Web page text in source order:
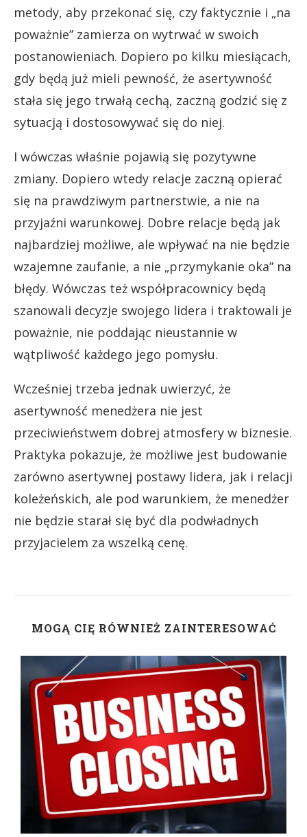
metody, aby przekonać się, czy faktycznie i „na
poważnie” zamierza on wytrwać w swoich
postanowieniach. Dopiero po kilku miesiącach,
gdy będą już mieli pewność, że asertywność
stała się jego trwałą cechą, zaczną godzić się z
sytuacją i dostosowywać się do niej.
I wówczas właśnie pojawią się pozytywne
zmiany. Dopiero wtedy relacje zaczną opierać
się na prawdziwym partnerstwie, a nie na
przyjaźni warunkowej. Dobre relacje będą jak
najbardziej możliwe, ale wpływać na nie będzie
wzajemne zaufanie, a nie „przymykanie oka” na
błędy. Wówczas też współpracownicy będą
szanowali decyzje swojego lidera i traktowali je
poważnie, nie poddając nieustannie w
wątpliwość każdego jego pomysłu.
Wcześniej trzeba jednak uwierzyć, że
asertywność menedżera nie jest
przeciwieństwem dobrej atmosfery w biznesie.
Praktyka pokazuje, że możliwe jest budowanie
zarówno asertywnej postawy lidera, jak i relacji
koleżeńskich, ale pod warunkiem, że menedżer
nie będzie starał się być dla podwładnych
przyjacielem za wszelką cenę.
MOGĄ CIĘ RÓWNIEŻ ZAINTERESOWAĆ